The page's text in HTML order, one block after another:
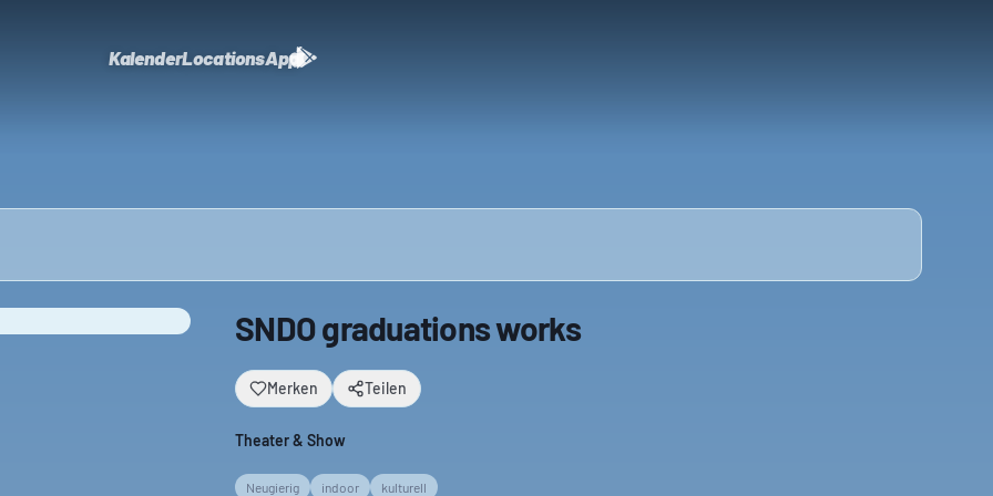
KalenderLocationsApp
SNDO graduations works
Merken Teilen
Theater & Show
Neugierig indoor kulturell